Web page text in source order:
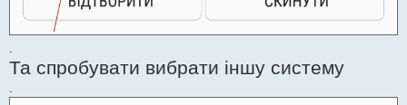
Та спробувати вибрати іншу систему